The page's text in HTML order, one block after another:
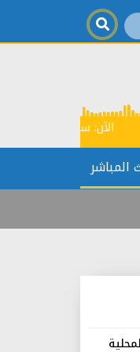
المباشر
الآن:سراج الحنين